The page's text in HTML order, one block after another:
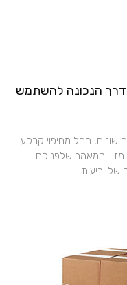
והדרך הנכונה להשתמש
שונים, החל מחיפוי קרקע
המאמר שלפניכם
של יריעות